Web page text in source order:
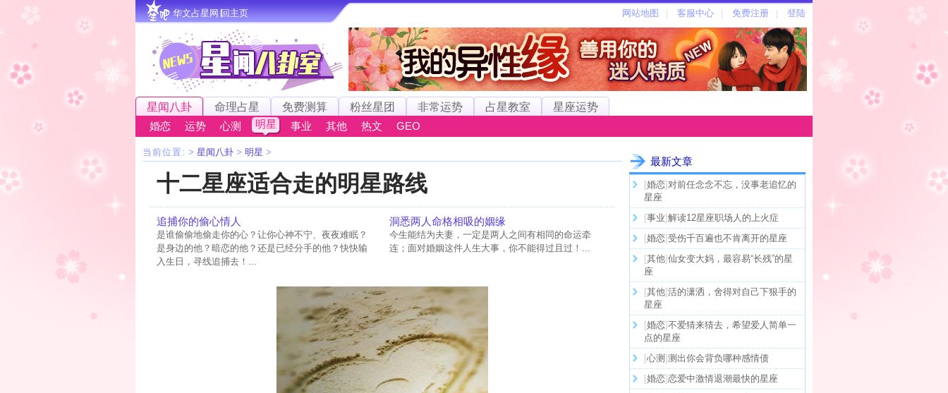
华文占星网∣回主页
星闻八卦 命理占星 免费测算 粉丝星团 非常运势 占星教室
星座运势
婚恋
运势 心测 明星 事业 其他 热文 GEO
当前位置: > 星闻八卦 > 明星 >
十二星座适合走的明星路线
追捕你的偷心情人
是谁偷偷地偷走你的心？让你心神不宁、夜夜难眠？
是身边的他？暗恋的他？还是已经分手的他？快快输
入生日，寻线追捕去！...
洞悉两人命格相吸的姻缘
今生能结为夫妻，一定是两人之间有相同的命运牵
连；面对婚姻这件人生大事，你不能得过且过！...
最新文章
[婚恋]对前任念念不忘，没事老追忆的
星座
[事业]解读12星座职场人的上火症
[婚恋]受伤千百遍也不肯离开的星座
[其他]仙女变大妈，最容易“长残”的星
座
[其他]活的潇洒，舍得对自己下狠手的
星座
[婚恋]不爱猜来猜去，希望爱人简单一
点的星座
[心测 ]测出你会背负哪种感情债
[婚恋]恋爱中激情退潮最快的星座